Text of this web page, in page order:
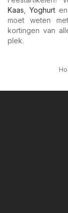
Kaas
Yoghurt en
moet weten
kortingen van
plek.